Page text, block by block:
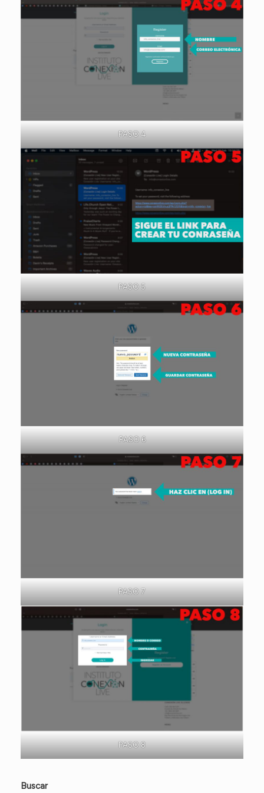
PASO 4
PASO 5
PASO 6
PASO 7
PASO 8
Buscar